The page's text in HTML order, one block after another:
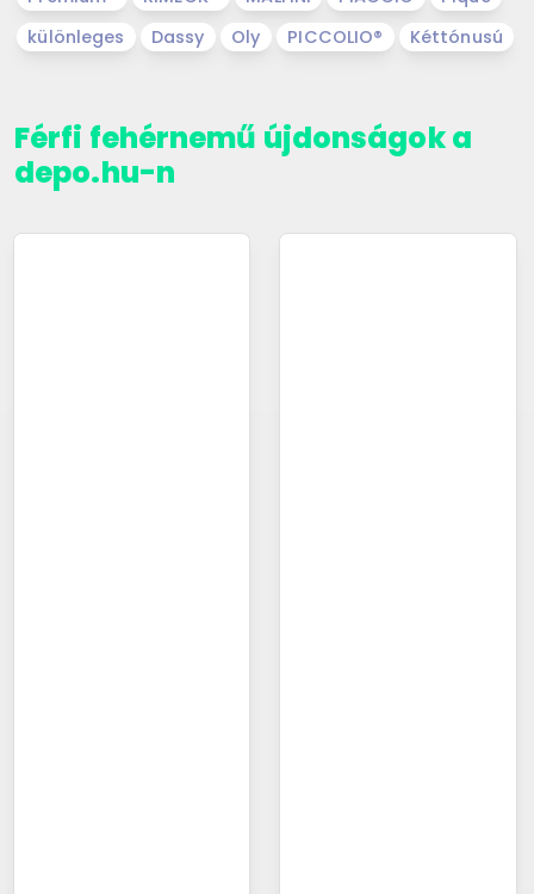
különleges
Dassy Oly PICCOLIO® Kéttónusú
Férfi fehérnemű újdonságok a
depo.hu-n